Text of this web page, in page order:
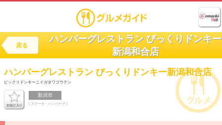
戻る
ハンバーグレストラン びっくりドンキー
新潟和合店
ハンバーグレストラン びっくりドンキー新潟和合店
ビックリドンキーニイガタワゴウテン
新潟市
[ ステーキ・ハンバーグ ]